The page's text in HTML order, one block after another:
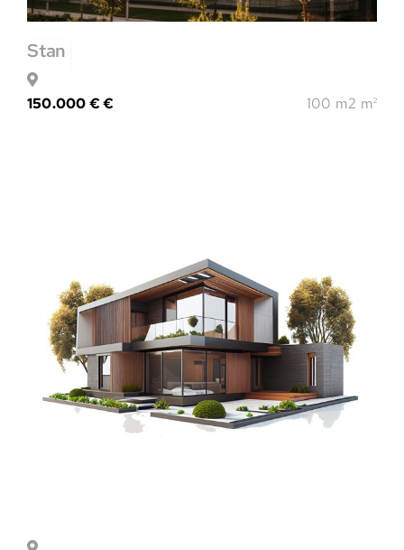
Stan
150.000 € € 100 m2 m2